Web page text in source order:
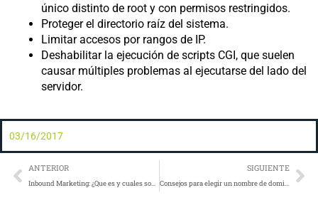
único distinto de root y con permisos restringidos.
Proteger el directorio raíz del sistema.
Limitar accesos por rangos de IP.
Deshabilitar la ejecución de scripts CGI, que suelen
causar múltiples problemas al ejecutarse del lado del
servidor.
03/16/2017
Prev
ANTERIOR SIGUIENTE